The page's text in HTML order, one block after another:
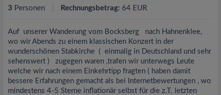
3 Personen Rechnungsbetrag: 64 EUR
Auf unserer Wanderung vom Bocksberg nach Hahnenklee,
wo wir Abends zu einem klassischen Konzert in der
wunderschönen Stabkirche ( einmalig in Deutschland und sehr
sehenswert ) zugegen waren ,trafen wir unterwegs Leute
welche wir nach einem Einkehrtipp fragten ( haben damit
bessere Erfahrungen gemacht als bei Internetbewertungen , wo
mindestens 4-5 Sterne inflationär selbst für die z.T. letzten